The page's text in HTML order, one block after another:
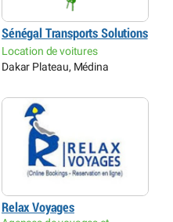
Sénégal Transports Solutions
Location de voitures
Dakar Plateau, Médina
Relax Voyages